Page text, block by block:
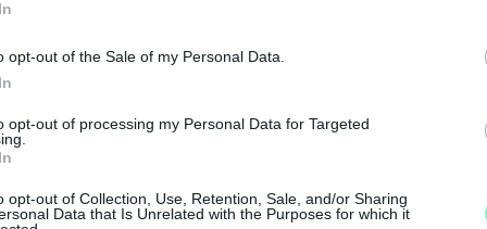
opt-out of the Sale of my Personal Data.
opt-out of processing my Personal Data for Targeted
opt-out of Collection, Use, Retention, Sale, and/or Sharing
Data that Is Unrelated with the Purposes for which it
(csak a valóban rászorulók
védhetik ki.
hiánya mögött az állami beruházások a
állnak. Ha ezt megfeleznék, azonnal